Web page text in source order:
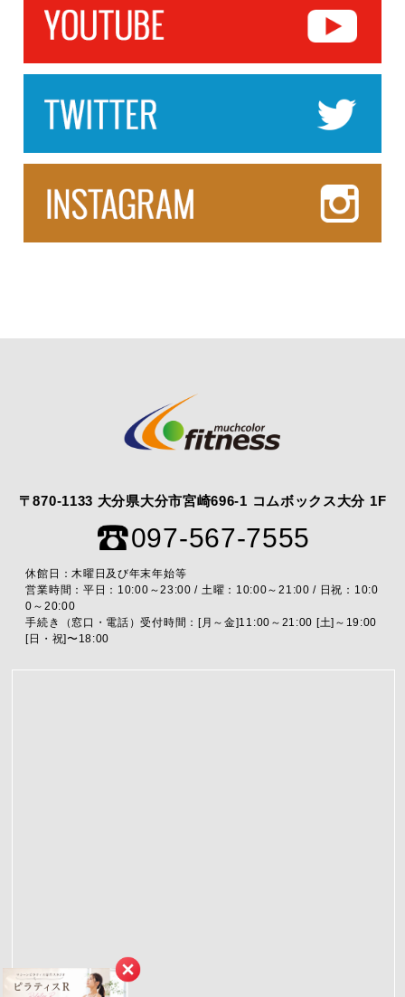
〒870-1133 大分県大分市宮崎696-1 コムボックス大分 1F
097-567-7555
休館日：木曜日及び年末年始等
営業時間：平日：10:00～23:00 / 土曜：10:00～21:00 / 日祝：10:0
0～20:00
手続き（窓口・電話）受付時間：[月～金]11:00～21:00 [土]～19:00
[日・祝]〜18:00